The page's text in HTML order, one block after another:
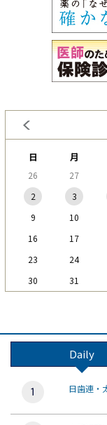
日 月
26 27
2
3
9
10
16
17
23
24
30
31
Daily
日歯連・